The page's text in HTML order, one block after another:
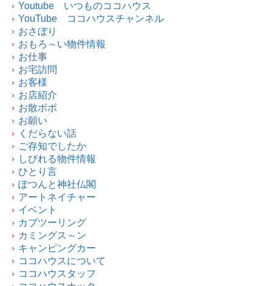
Youtube いつものココハウス
YouTube ココハウスチャンネル
おさぼり
おもろ～い物件情報
お仕事
お宅訪問
お客様
お店紹介
お散ポポ
お願い
くだらない話
ご存知でしたか
しびれる物件情報
ひとり言
ぽつんと神社仏閣
アートネイチャー
イベント
カブツーリング
カミングス～ン
キャンピングカー
ココハウスについて
ココハウスタッフ